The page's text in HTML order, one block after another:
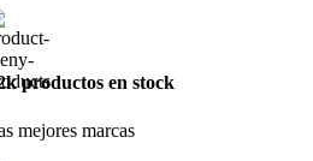
productos en stock
mejores marcas